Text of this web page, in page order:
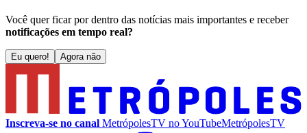
Você quer ficar por dentro das notícias mais importantes e receber
notificações em tempo real?
Eu quero! Agora não
Inscreva-se no canal MetrópolesTV noYouTubeMetrópolesTV